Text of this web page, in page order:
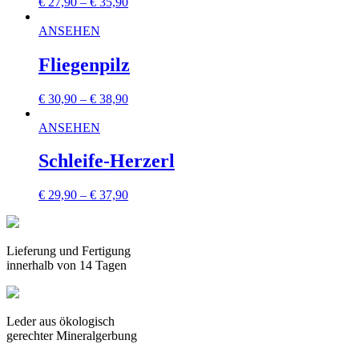
ANSEHEN
Fliegenpilz
€ 30,90 – € 38,90
ANSEHEN
Schleife-Herzerl
€ 29,90 – € 37,90
Lieferung und Fertigung
innerhalb von 14 Tagen
Leder aus ökologisch
gerechter Mineralgerbung